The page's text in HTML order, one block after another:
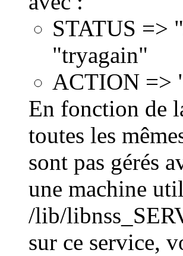
STATUS =>
"tryagain"
ACTION =>
En fonction de
toutes les
sont pas gérés
une machine
/lib/
sur ce service,